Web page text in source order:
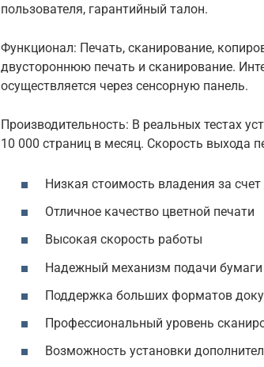
пользователя, гарантийный талон.
Функционал: Печать, сканирование,
двустороннюю печать и сканирование.
осуществляется через сенсорную панель.
Производительность: В реальных тестах
10 000 страниц в месяц. Скорость выхода
Низкая стоимость владения за
Отличное качество цветной печати
Высокая скорость работы
Надежный механизм подачи бумаги
Поддержка больших форматов
Профессиональный уровень
Возможность установки